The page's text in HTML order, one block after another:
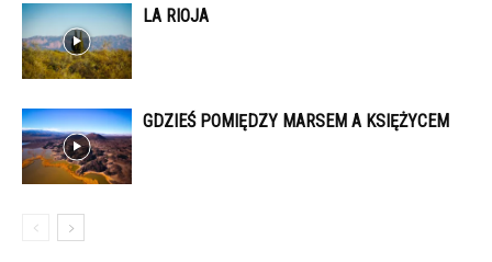
LA RIOJA
GDZIEŚ POMIĘDZY MARSEM A KSIĘŻYCEM